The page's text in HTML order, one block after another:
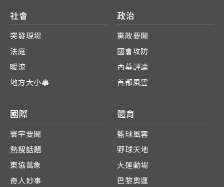
社會
突發現場
法庭
暖流
地方大小事
政治
黨政要聞
國會攻防
內幕評論
首都風雲
國際
寰宇要聞
熱搜話題
東協萬象
奇人妙事
體育
籃球風雲
野球天地
大運動場
巴黎奧運